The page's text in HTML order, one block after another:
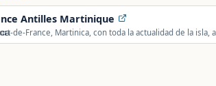
Antilles Martinique
de-France, Martinica, con toda la actualidad de la